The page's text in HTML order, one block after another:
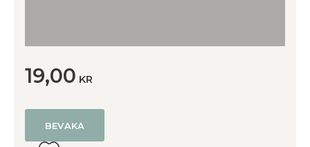
19,00 KR
BEVAKA